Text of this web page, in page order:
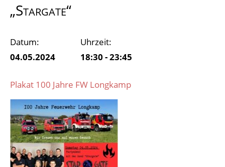
„Stargate“
Datum:
04.05.2024
Uhrzeit:
18:30 - 23:45
Plakat 100 Jahre FW Longkamp